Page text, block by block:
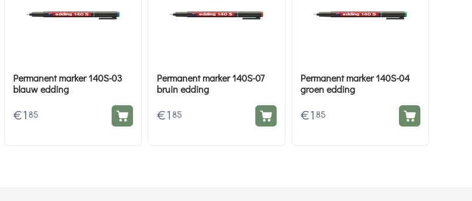
Permanent marker 140S-03
blauw edding
€1 85
Permanent marker 140S-07
bruin edding
€1 85
Permanent marker 140S-04
groen edding
€1 85